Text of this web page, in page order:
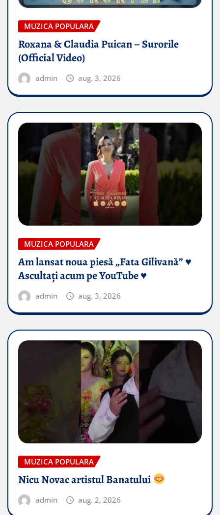
MUZICA POPULARA
Roxana & Claudia Puican – Surorile
(Official Video)
admin aug. 3, 2026
MUZICA POPULARA
Am lansat noua piesă „Fata Gilivană” ♥️
Ascultați acum pe YouTube ♥️
admin aug. 3, 2026
MUZICA POPULARA
Nicu Novac artistul Banatului
admin aug. 2, 2026